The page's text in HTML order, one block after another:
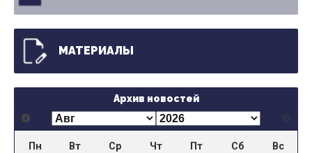
МАТЕРИАЛЫ
Архив новостей
Пн Вт Ср Чт Пт Сб Вс